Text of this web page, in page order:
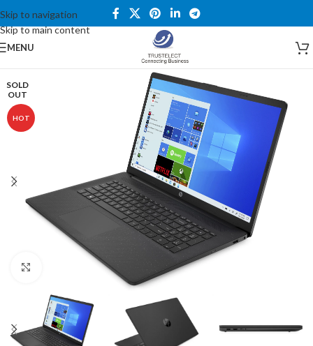
Skip to navigation
Skip to main content
MENU
SOLD
OUT
HOT
Click to enlarge